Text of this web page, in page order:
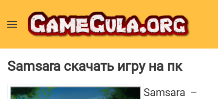
Samsara скачать игру на пк
Samsara –